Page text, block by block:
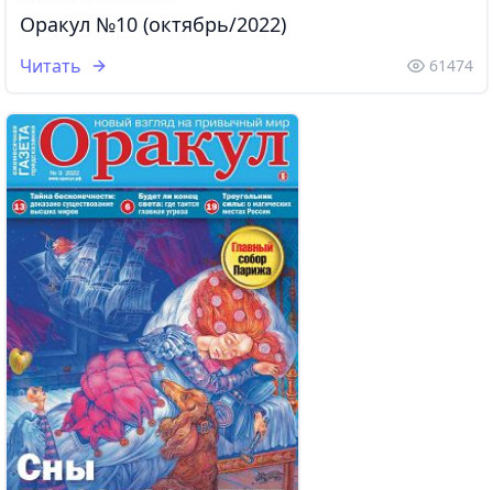
Оракул №10 (октябрь/2022)
Читать 61474